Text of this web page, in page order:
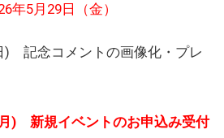
年5月29日（金）
) 記念コメントの画像化・プレ
) 新規イベントのお申込み受付